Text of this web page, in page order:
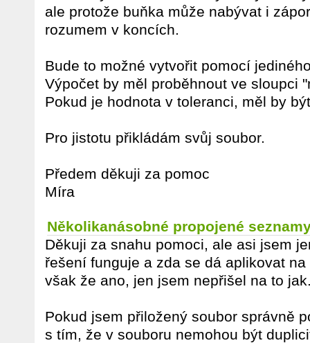
ale protože buňka může nabývat i
rozumem v koncích.
Bude to možné vytvořit pomocí
Výpočet by měl proběhnout ve sloupci
Pokud je hodnota v toleranci, měl by
Pro jistotu přikládám svůj soubor.
Předem děkuji za pomoc
Míra
Několikanásobné propojené
Děkuji za snahu pomoci, ale asi jsem
řešení funguje a zda se dá aplikovat
však že ano, jen jsem nepřišel na to
Pokud jsem přiložený soubor správně
s tím, že v souboru nemohou být